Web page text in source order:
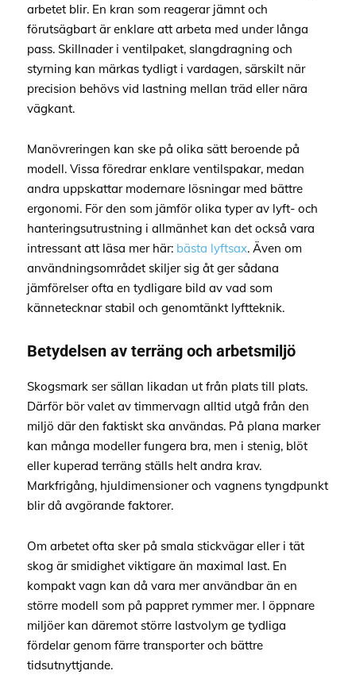
arbetet blir. En kran som reagerar jämnt och
förutsägbart är enklare att arbeta med under långa
pass. Skillnader i ventilpaket, slangdragning och
styrning kan märkas tydligt i vardagen, särskilt när
precision behövs vid lastning mellan träd eller nära
vägkant.
Manövreringen kan ske på olika sätt beroende på
modell. Vissa föredrar enklare ventilspakar, medan
andra uppskattar modernare lösningar med bättre
ergonomi. För den som jämför olika typer av lyft- och
hanteringsutrustning i allmänhet kan det också vara
intressant att läsa mer här: bästa lyftsax. Även om
användningsområdet skiljer sig åt ger sådana
jämförelser ofta en tydligare bild av vad som
kännetecknar stabil och genomtänkt lyftteknik.
Betydelsen av terräng och arbetsmiljö
Skogsmark ser sällan likadan ut från plats till plats.
Därför bör valet av timmervagn alltid utgå från den
miljö där den faktiskt ska användas. På plana marker
kan många modeller fungera bra, men i stenig, blöt
eller kuperad terräng ställs helt andra krav.
Markfrigång, hjuldimensioner och vagnens tyngdpunkt
blir då avgörande faktorer.
Om arbetet ofta sker på smala stickvägar eller i tät
skog är smidighet viktigare än maximal last. En
kompakt vagn kan då vara mer användbar än en
större modell som på pappret rymmer mer. I öppnare
miljöer kan däremot större lastvolym ge tydliga
fördelar genom färre transporter och bättre
tidsutnyttjande.